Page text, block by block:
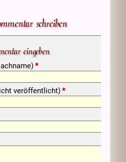
schreiben
eingeben
*
veröffentlicht)*